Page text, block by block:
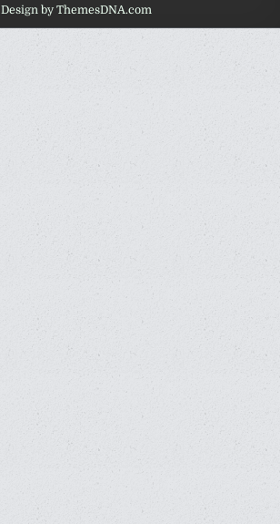
Design by ThemesDNA.com